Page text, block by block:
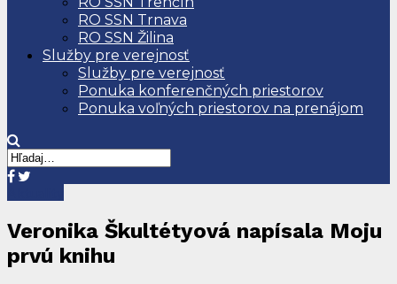
RO SSN Trnava
RO SSN Žilina
Služby pre verejnosť
Služby pre verejnosť
Ponuka konferenčných priestorov
Ponuka voľných priestorov na prenájom
Veronika Škultétyová napísala Moju
prvú knihu